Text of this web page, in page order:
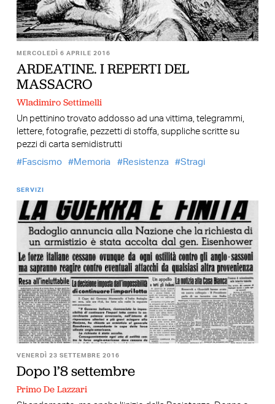
MERCOLEDÌ 6 APRILE 2016
ARDEATINE. I REPERTI DEL
MASSACRO
Wladimiro Settimelli
Un pettinino trovato addosso ad una vittima, telegrammi,
lettere, fotografie, pezzetti di stoffa, suppliche scritte su
pezzi di carta semidistrutti
Fascismo
Memoria Resistenza Stragi
SERVIZI
VENERDÌ 23 SETTEMBRE 2016
Dopo l’8 settembre
Primo De Lazzari